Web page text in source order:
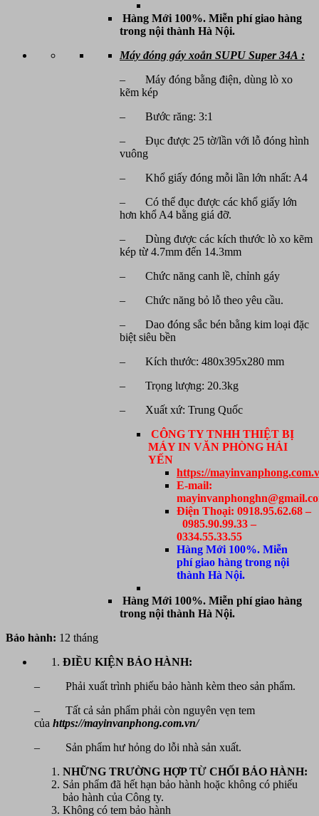
Hàng Mới 100%. Miễn phí giao hàng
trong nội thành Hà Nội.
Máy đóng gáy xoắn SUPU Super 34A :
– Máy đóng bằng điện, dùng lò xo
kẽm kép
– Bước răng: 3:1
– Đục được 25 tờ/lần với lỗ đóng hình
vuông
– Khổ giấy đóng mỗi lần lớn nhất: A4
– Có thể đục được các khổ giấy lớn
hơn khổ A4 bằng giá đỡ.
– Dùng được các kích thước lò xo kẽm
kép từ 4.7mm đến 14.3mm
– Chức năng canh lề, chỉnh gáy
– Chức năng bỏ lỗ theo yêu cầu.
– Dao đóng sắc bén bằng kim loại đặc
biệt siêu bền
– Kích thước: 480x395x280 mm
– Trọng lượng: 20.3kg
– Xuất xứ: Trung Quốc
CÔNG TY TNHH THIỆT BỊ
MÁY IN VĂN PHÒNG HẢI
YẾN
https://
E-mail:
Điện Thoại: 0918.95.62.68 –
0985.90.99.33 –
0334.55.33.55
Hàng Mới 100%. Miễn
phí giao hàng trong nội
thành Hà Nội.
Hàng Mới 100%. Miễn phí giao hàng
trong nội thành Hà Nội.
Bảo hành: 12 tháng
ĐIỀU KIỆN BẢO HÀNH:
– Phải xuất trình phiếu bảo hành kèm theo sản phẩm.
– Tất cả sản phẩm phải còn nguyên vẹn tem
của https://mayinvanphong.com.vn/
– Sản phẩm hư hỏng do lỗi nhà sản xuất.
NHỮNG TRƯỜNG HỢP TỪ CHỐI BẢO HÀNH:
Sản phẩm đã hết hạn bảo hành hoặc không có phiếu
bảo hành của Công ty.
Không có tem bảo hành